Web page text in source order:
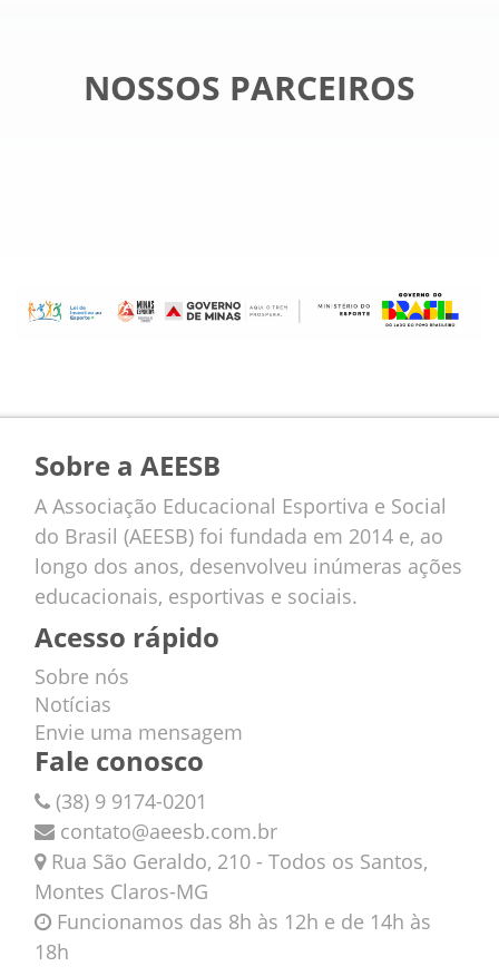
NOSSOS PARCEIROS
Sobre a AEESB
A Associação Educacional Esportiva e Social
do Brasil (AEESB) foi fundada em 2014 e, ao
longo dos anos, desenvolveu inúmeras ações
educacionais, esportivas e sociais.
Acesso rápido
Sobre nós
Notícias
Envie uma mensagem
Fale conosco
(38) 9 9174-0201
contato@aeesb.com.br
Rua São Geraldo, 210 - Todos os Santos,
Montes Claros-MG
Funcionamos das 8h às 12h e de 14h às
18h